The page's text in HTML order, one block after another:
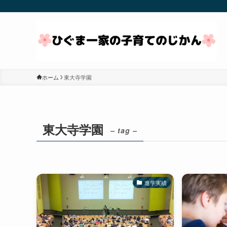
ホーム 東大寺学園
東大寺学園 – tag –
進学実績